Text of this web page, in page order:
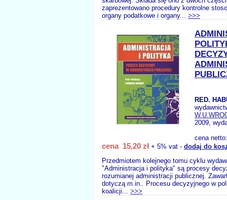
zaprezentowano procedury kontrolne
organy podatkowe i organy... >>>
RED.
2009,
cena
cena 15,20 zł + 5% vat - dodaj do
Przedmiotem kolejnego tomu cyklu
"Administracja i polityka" są procesy
rozumianej administracji publicznej.
dotyczą m.in.. Procesu decyzyjnego w
koalicji... >>>